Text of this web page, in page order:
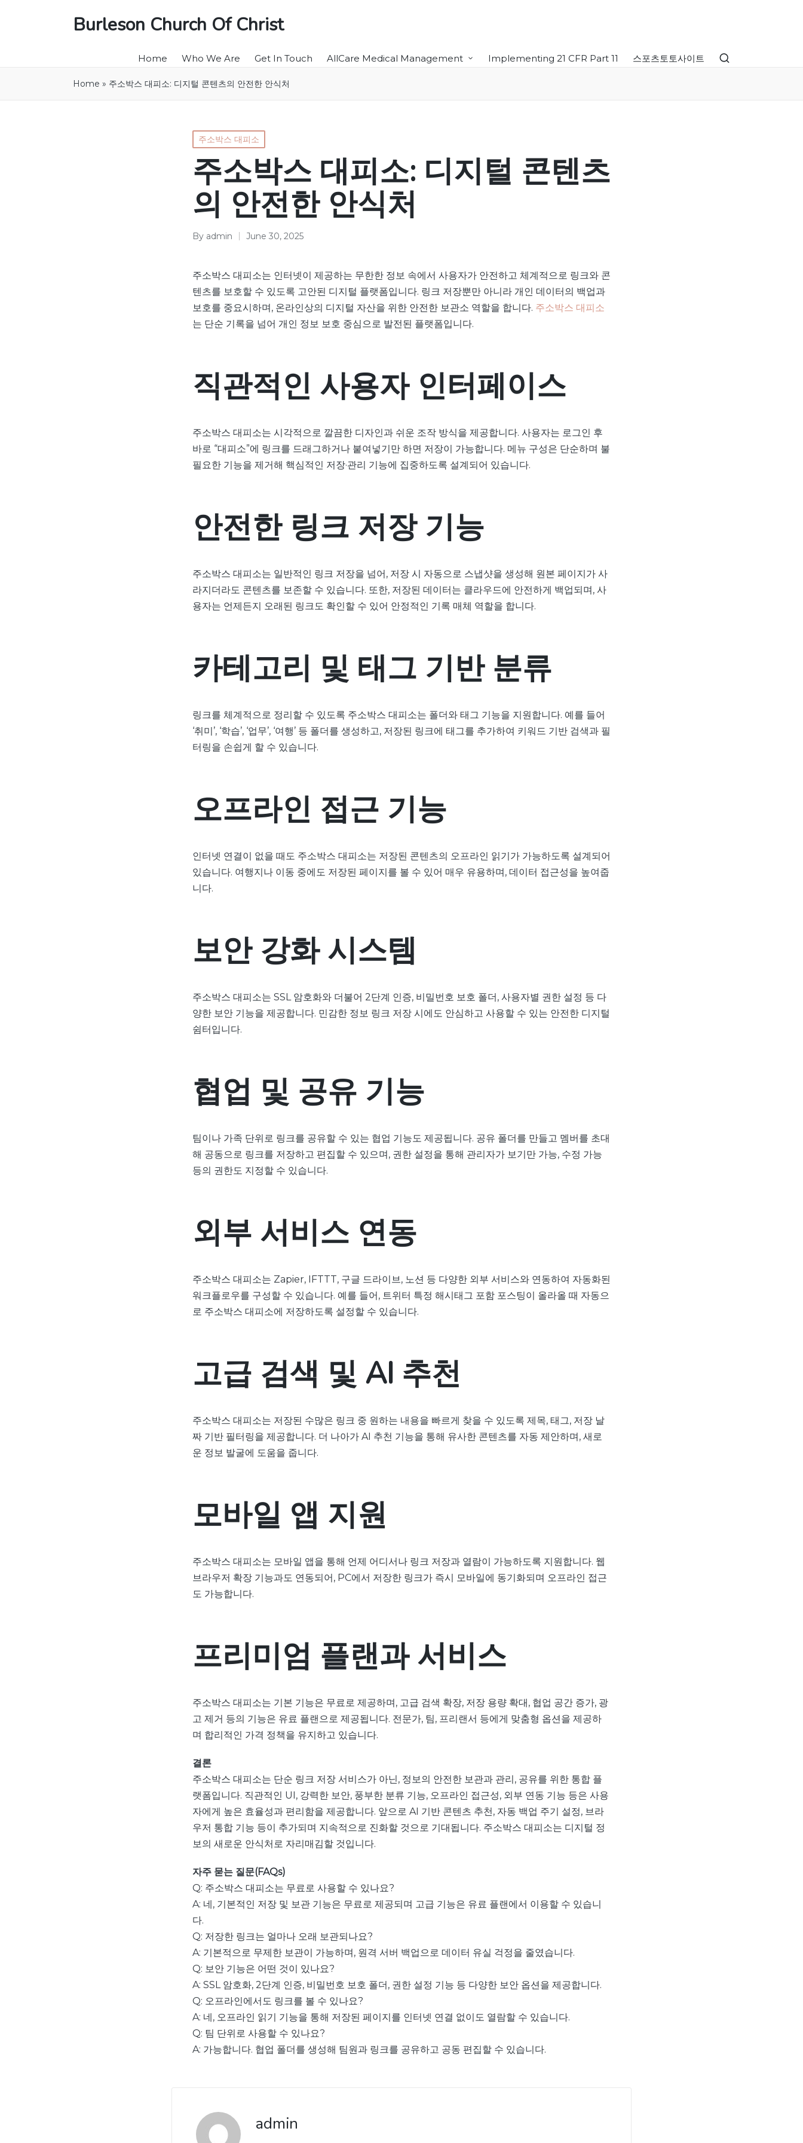
Burleson Church Of Christ
Home Who We Are Get In Touch AllCare Medical Management Implementing 21 CFR Part 11 스포츠토토사이트
Home » 주소박스 대피소: 디지털 콘텐츠의 안전한 안식처
Posted
in
주소박스 대피소
주소박스 대피소: 디지털 콘텐츠
의 안전한 안식처
Posted
By admin June 30, 2025
주소박스 대피소는 인터넷이 제공하는 무한한 정보 속에서 사용자가 안전하고 체계적으로 링크와 콘
텐츠를 보호할 수 있도록 고안된 디지털 플랫폼입니다. 링크 저장뿐만 아니라 개인 데이터의 백업과
보호를 중요시하며, 온라인상의 디지털 자산을 위한 안전한 보관소 역할을 합니다. 주소박스 대피소
는 단순 기록을 넘어 개인 정보 보호 중심으로 발전된 플랫폼입니다.
직관적인 사용자 인터페이스
주소박스 대피소는 시각적으로 깔끔한 디자인과 쉬운 조작 방식을 제공합니다. 사용자는 로그인 후
바로 “대피소”에 링크를 드래그하거나 붙여넣기만 하면 저장이 가능합니다. 메뉴 구성은 단순하며 불
필요한 기능을 제거해 핵심적인 저장·관리 기능에 집중하도록 설계되어 있습니다.
안전한 링크 저장 기능
주소박스 대피소는 일반적인 링크 저장을 넘어, 저장 시 자동으로 스냅샷을 생성해 원본 페이지가 사
라지더라도 콘텐츠를 보존할 수 있습니다. 또한, 저장된 데이터는 클라우드에 안전하게 백업되며, 사
용자는 언제든지 오래된 링크도 확인할 수 있어 안정적인 기록 매체 역할을 합니다.
카테고리 및 태그 기반 분류
링크를 체계적으로 정리할 수 있도록 주소박스 대피소는 폴더와 태그 기능을 지원합니다. 예를 들어
‘취미’, ‘학습’, ‘업무’, ‘여행’ 등 폴더를 생성하고, 저장된 링크에 태그를 추가하여 키워드 기반 검색과 필
터링을 손쉽게 할 수 있습니다.
오프라인 접근 기능
인터넷 연결이 없을 때도 주소박스 대피소는 저장된 콘텐츠의 오프라인 읽기가 가능하도록 설계되어
있습니다. 여행지나 이동 중에도 저장된 페이지를 볼 수 있어 매우 유용하며, 데이터 접근성을 높여줍
니다.
보안 강화 시스템
주소박스 대피소는 SSL 암호화와 더불어 2단계 인증, 비밀번호 보호 폴더, 사용자별 권한 설정 등 다
양한 보안 기능을 제공합니다. 민감한 정보 링크 저장 시에도 안심하고 사용할 수 있는 안전한 디지털
쉼터입니다.
협업 및 공유 기능
팀이나 가족 단위로 링크를 공유할 수 있는 협업 기능도 제공됩니다. 공유 폴더를 만들고 멤버를 초대
해 공동으로 링크를 저장하고 편집할 수 있으며, 권한 설정을 통해 관리자가 보기만 가능, 수정 가능
등의 권한도 지정할 수 있습니다.
외부 서비스 연동
주소박스 대피소는 Zapier, IFTTT, 구글 드라이브, 노션 등 다양한 외부 서비스와 연동하여 자동화된
워크플로우를 구성할 수 있습니다. 예를 들어, 트위터 특정 해시태그 포함 포스팅이 올라올 때 자동으
로 주소박스 대피소에 저장하도록 설정할 수 있습니다.
고급 검색 및 AI 추천
주소박스 대피소는 저장된 수많은 링크 중 원하는 내용을 빠르게 찾을 수 있도록 제목, 태그, 저장 날
짜 기반 필터링을 제공합니다. 더 나아가 AI 추천 기능을 통해 유사한 콘텐츠를 자동 제안하며, 새로
운 정보 발굴에 도움을 줍니다.
모바일 앱 지원
주소박스 대피소는 모바일 앱을 통해 언제 어디서나 링크 저장과 열람이 가능하도록 지원합니다. 웹
브라우저 확장 기능과도 연동되어, PC에서 저장한 링크가 즉시 모바일에 동기화되며 오프라인 접근
도 가능합니다.
프리미엄 플랜과 서비스
주소박스 대피소는 기본 기능은 무료로 제공하며, 고급 검색 확장, 저장 용량 확대, 협업 공간 증가, 광
고 제거 등의 기능은 유료 플랜으로 제공됩니다. 전문가, 팀, 프리랜서 등에게 맞춤형 옵션을 제공하
며 합리적인 가격 정책을 유지하고 있습니다.
결론
주소박스 대피소는 단순 링크 저장 서비스가 아닌, 정보의 안전한 보관과 관리, 공유를 위한 통합 플
랫폼입니다. 직관적인 UI, 강력한 보안, 풍부한 분류 기능, 오프라인 접근성, 외부 연동 기능 등은 사용
자에게 높은 효율성과 편리함을 제공합니다. 앞으로 AI 기반 콘텐츠 추천, 자동 백업 주기 설정, 브라
우저 통합 기능 등이 추가되며 지속적으로 진화할 것으로 기대됩니다. 주소박스 대피소는 디지털 정
보의 새로운 안식처로 자리매김할 것입니다.
자주 묻는 질문(FAQs)
Q: 주소박스 대피소는 무료로 사용할 수 있나요?
A: 네, 기본적인 저장 및 보관 기능은 무료로 제공되며 고급 기능은 유료 플랜에서 이용할 수 있습니
다.
Q: 저장한 링크는 얼마나 오래 보관되나요?
A: 기본적으로 무제한 보관이 가능하며, 원격 서버 백업으로 데이터 유실 걱정을 줄였습니다.
Q: 보안 기능은 어떤 것이 있나요?
A: SSL 암호화, 2단계 인증, 비밀번호 보호 폴더, 권한 설정 기능 등 다양한 보안 옵션을 제공합니다.
Q: 오프라인에서도 링크를 볼 수 있나요?
A: 네, 오프라인 읽기 기능을 통해 저장된 페이지를 인터넷 연결 없이도 열람할 수 있습니다.
Q: 팀 단위로 사용할 수 있나요?
A: 가능합니다. 협업 폴더를 생성해 팀원과 링크를 공유하고 공동 편집할 수 있습니다.
admin